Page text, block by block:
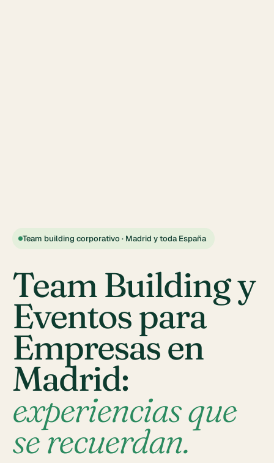
Team building corporativo · Madrid y toda España
Team Building y
Eventos para
Empresas en
Madrid:
experiencias que
se recuerdan.